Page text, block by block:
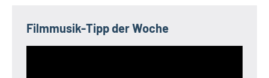
Filmmusik-Tipp der Woche